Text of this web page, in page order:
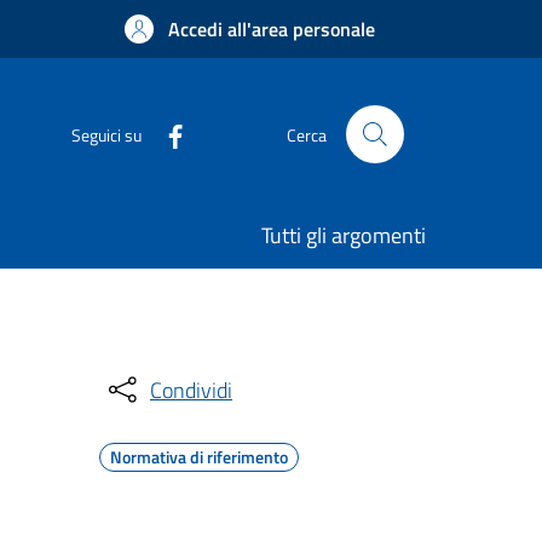
Accedi all'area personale
Seguici su Cerca
Tutti gli argomenti
Condividi
Normativa di riferimento